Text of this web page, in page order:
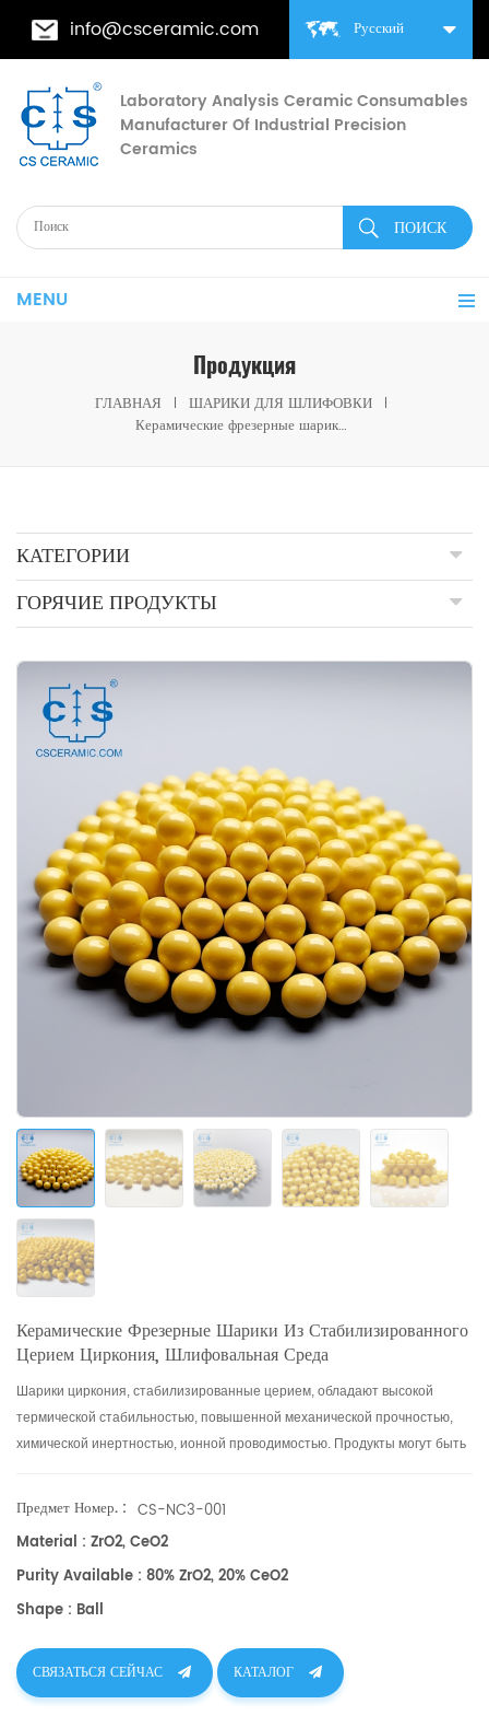
Русский
info@csceramic.com
Laboratory Analysis Ceramic Consumables
Manufacturer Of Industrial Precision
Ceramics
MENU
Продукция
ГЛАВНАЯ
ШАРИКИ ДЛЯ ШЛИФОВКИ
Керамические фрезерные шарики из стабилизированного церием циркония, шлифовальная среда
КАТЕГОРИИ
ГОРЯЧИЕ ПРОДУКТЫ
Керамические Фрезерные Шарики Из Стабилизированного
Церием Циркония, Шлифовальная Среда
Шарики циркония, стабилизированные церием, обладают высокой
термической стабильностью, повышенной механической прочностью,
химической инертностью, ионной проводимостью. Продукты могут быть
Предмет Номер. : CS-NC3-001
Material : ZrO2, CeO2
Purity Available : 80% ZrO2, 20% CeO2
Shape : Ball
СВЯЗАТЬСЯ СЕЙЧАС КАТАЛОГ